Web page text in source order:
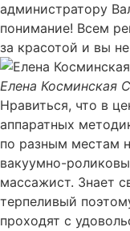
администратору
понимание! Всем
за красотой и вы
Елена Косминская
Нравиться, что в
аппаратных
по разным местам
вакуумно-
массажист. Знает
терпеливый
проходят с